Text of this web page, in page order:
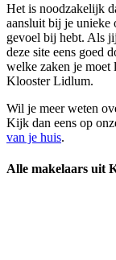
Het is noodzakelijk
aansluit bij je unieke
gevoel bij hebt. Als
deze site eens goed
welke zaken je moet
Klooster Lidlum.
Wil je meer weten
Kijk dan eens op
van je huis.
Alle makelaars uit